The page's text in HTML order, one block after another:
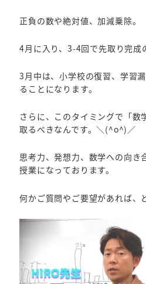
正負の数や絶対値、加減乗除。
4月に入り、3-4回で先取り完成
3月中は、小学校の復習、学習
ることになります。
さらに、このタイミングで「数
取るべきなんです。＼(^o^)／
思考力、発想力、数学への向き
授業になっ ております。
何かご質問やご要望があれば、